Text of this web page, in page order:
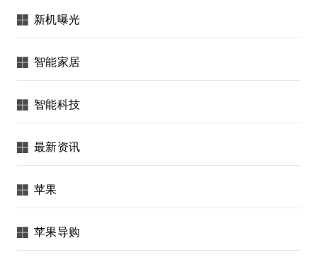
新机曝光
智能家居
智能科技
最新资讯
苹果
苹果导购